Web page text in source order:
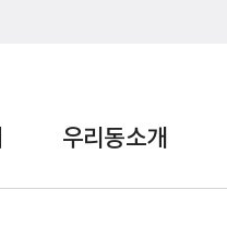
우리동소개